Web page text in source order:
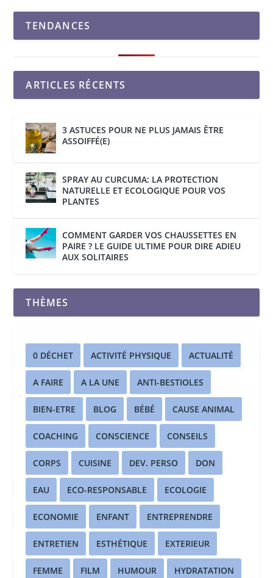
TENDANCES
ARTICLES RÉCENTS
3 ASTUCES POUR NE PLUS JAMAIS ÊTRE
ASSOIFFÉ(E)
SPRAY AU CURCUMA: LA PROTECTION
NATURELLE ET ECOLOGIQUE POUR VOS
PLANTES
COMMENT GARDER VOS CHAUSSETTES EN
PAIRE ? LE GUIDE ULTIME POUR DIRE ADIEU
AUX SOLITAIRES
THÈMES
0 DÉCHET ACTIVITÉ PHYSIQUE ACTUALITÉ
A FAIRE A LA UNE ANTI-BESTIOLES
BIEN-ETRE BLOG BÉBÉ CAUSE ANIMAL
COACHING CONSCIENCE CONSEILS
CORPS CUISINE DEV. PERSO DON
EAU ECO-RESPONSABLE ECOLOGIE
ECONOMIE ENFANT ENTREPRENDRE
ENTRETIEN ESTHÉTIQUE EXTERIEUR
FEMME FILM HUMOUR HYDRATATION